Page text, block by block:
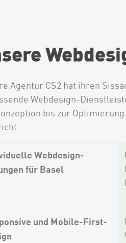
Agentur CS2 hat ihren
Webdesign-
bis zur
Webdesign-
für Basel
und Mobile-First-